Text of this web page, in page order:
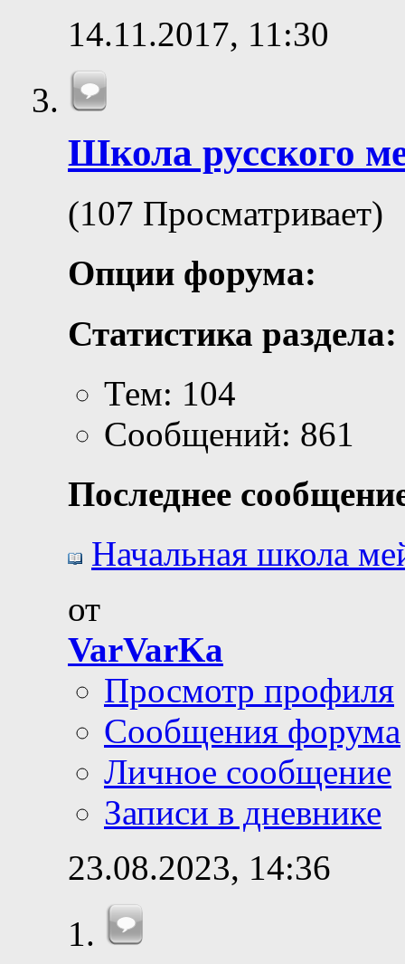
14.11.2017, 11:30
Школа русского
(107 Просматривает)
Опции форума:
Статистика раздела:
Тем: 104
Сообщений: 861
Последнее
Начальная школа
от
VarVarKa
Просмотр профиля
Сообщения форума
Личное сообщение
Записи в дневнике
23.08.2023, 14:36